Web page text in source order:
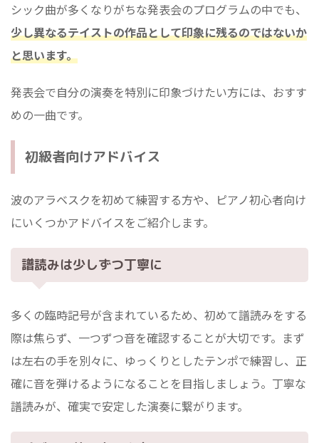
シック曲が多くなりがちな発表会のプログラムの中でも、
少し異なるテイストの作品として印象に残るのではないか
と思います。
発表会で自分の演奏を特別に印象づけたい方には、おすす
めの一曲です。
初級者向けアドバイス
波のアラベスクを初めて練習する方や、ピアノ初心者向け
にいくつかアドバイスをご紹介します。
譜読みは少しずつ丁寧に
多くの臨時記号が含まれているため、初めて譜読みをする
際は焦らず、一つずつ音を確認することが大切です。まず
は左右の手を別々に、ゆっくりとしたテンポで練習し、正
確に音を弾けるようになることを目指しましょう。丁寧な
譜読みが、確実で安定した演奏に繋がります。